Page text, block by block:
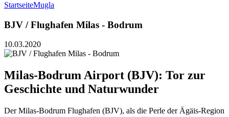
StartseiteMugla
BJV / Flughafen Milas - Bodrum
10.03.2020
Milas-Bodrum Airport (BJV): Tor zur
Geschichte und Naturwunder
Der Milas-Bodrum Flughafen (BJV), als die Perle der Ägäis-Region